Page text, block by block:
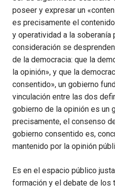
poseer y expresar un
es precisamente el
y operatividad a la soberanía
consideración se
de la democracia: que la
la opinión», y que la
consentido», un gobierno
vinculación entre las dos
gobierno de la opinión es un
precisamente, el consenso
gobierno consentido es,
mantenido por la opinión
Es en el espacio público
formación y el debate de los